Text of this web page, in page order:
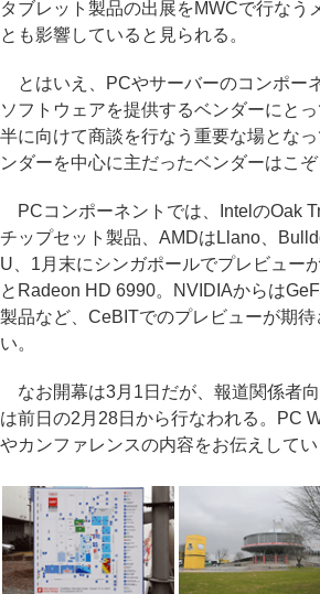
タブレット製品の出展をMWCで行なう
とも影響していると見られる。
とはいえ、PCやサーバーのコンポー
ソフトウェアを提供するベンダーにと
半に向けて商談を行なう重要な場とな
ンダーを中心に主だったベンダーはこぞ
PCコンポーネントでは、IntelのOak
チップセット製品、AMDはLlano、
U、1月末にシンガポールでプレビュー
とRadeon HD 6990。NVIDIAからは
製品など、CeBITでのプレビューが期
い。
なお開幕は3月1日だが、報道関係者
は前日の2月28日から行なわれる。PC
やカンファレンスの内容をお伝えしてい